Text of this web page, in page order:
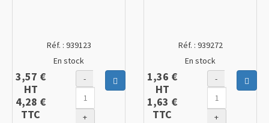
Réf. : 939123
En stock
3,57 €
HT
4,28 €
TTC
-
+
Ajouter au panier
Réf. : 939272
En stock
1,36 €
HT
1,63 €
TTC
-
+